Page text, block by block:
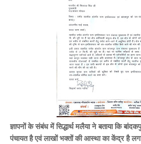
ज्ञापनों के संबंध में सिद्धार्थ मलैया ने बताया कि
पंचायत है एवं लाखों भक्तों की आस्था का केंद्र है